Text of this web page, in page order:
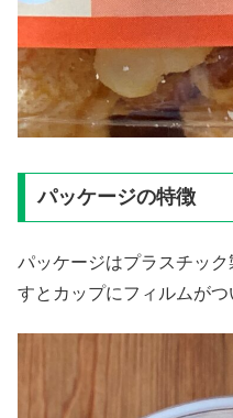
パッケージの特徴
パッケージはプラスチッ
すとカップにフィルムがつ